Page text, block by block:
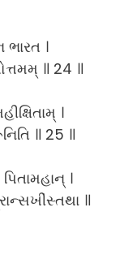
।
॥ 24 ॥
।
॥ 25 ॥
।
॥